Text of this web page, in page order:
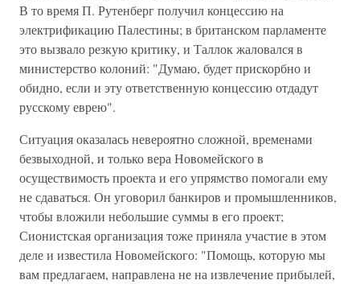
В то время П. Рутенберг получил концессию на
электрификацию Палестины; в британском парламенте
это вызвало резкую критику, и Таллок жаловался в
министерство колоний: "Думаю, будет прискорбно и
обидно, если и эту ответственную концессию отдадут
русскому еврею".
Ситуация оказалась невероятно сложной, временами
безвыходной, и только вера Новомейского в
осуществимость проекта и его упрямство помогали ему
не сдаваться. Он уговорил банкиров и промышленников,
чтобы вложили небольшие суммы в его проект;
Сионистская организация тоже приняла участие в этом
деле и известила Новомейского: "Помощь, которую мы
вам предлагаем, направлена не на извлечение прибылей,